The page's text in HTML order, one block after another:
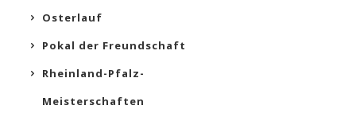
Osterlauf
Pokal der Freundschaft
Rheinland-Pfalz-
Meisterschaften